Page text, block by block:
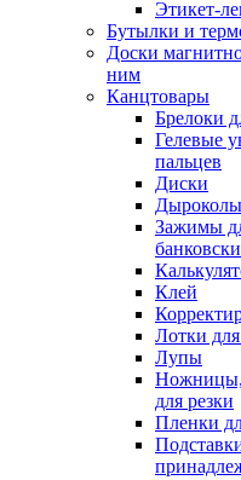
Этикет-
Бутылки и
Доски
ним
Канцтовары
Брелоки
Гелевые
пальцев
Диски
Зажимы
Клей
Лотки
Лупы
Ножницы,
для резки
Пленки